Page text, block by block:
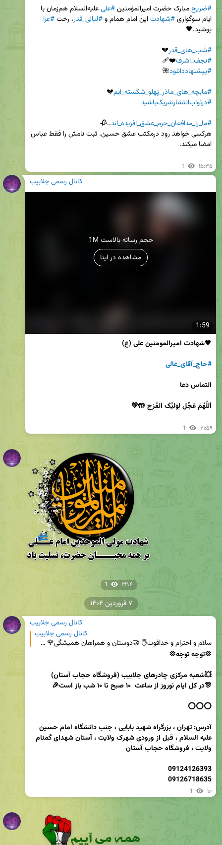
#ضریح مبارک حضرت امیرالمؤمنین #علی
ایام سوگواری #شهادت این امام همام و #لیالی_قدر، رخت #عزا
#شَب_های_قدر💔
#نجف_اشرف❤️‍🩹
#پیشنهاددانلود
#مابچه_های_مادَر_پَهلو_شِکَسته_ایم💔
#درثواب‌انتشار‌شریک‌باشید
#ما_را_مدافعان_حرم_عشق_افریده_اند
1 ۱۵:۳۵
کانال رسمی جلابیب
1:59
1M حجم رسانه بالاست
مشاهده در ایتا
🖤
#حاج_آقای_عالی
التماس دعا
1 ۲۱:۵۹
1 ۲۲:۴
کانال رسمی جلابیب
کانال رسمی جلابیب
سلام و احترام و خداقوت✋ 🤝دوستان و همراهان هميشگی🌹 🔻فروشگاه حجاب آستان ⚜ شعبه ی اصلی جلابیب💎 هست و ت
09126718635
1 ۱:۰
۷ فروردین ۱۴۰۴